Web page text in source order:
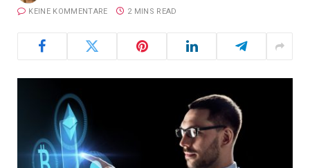
KEINE KOMMENTARE 2 MINS READ